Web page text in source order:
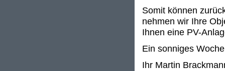
Somit können
nehmen wir Ihre
Ihnen eine PV-
Ein sonniges
Ihr Martin